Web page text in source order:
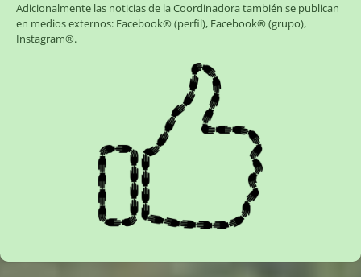
Adicionalmente las noticias de la Coordinadora también se publican
en medios externos: Facebook® (perfil), Facebook® (grupo),
Instagram®.